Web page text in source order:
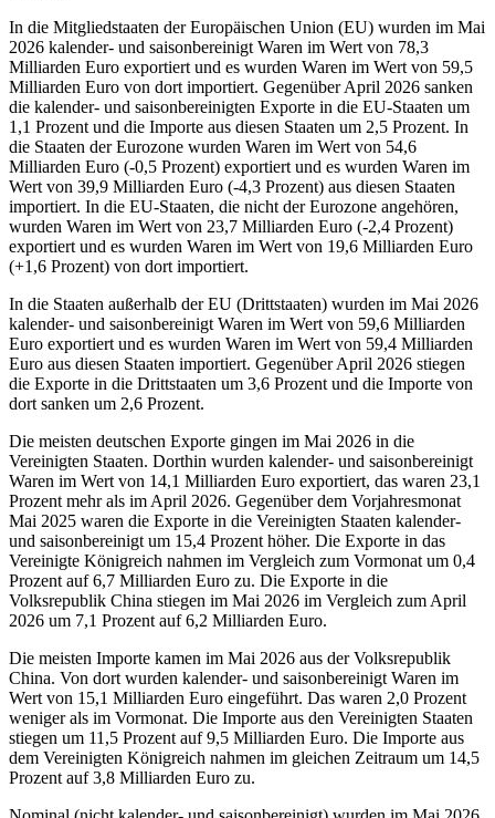
In die Mitgliedstaaten der Europäischen Union (EU) wurden im Mai
2026 kalender- und saisonbereinigt Waren im Wert von 78,3
Milliarden Euro exportiert und es wurden Waren im Wert von 59,5
Milliarden Euro von dort importiert. Gegenüber April 2026 sanken
die kalender- und saisonbereinigten Exporte in die EU-Staaten um
1,1 Prozent und die Importe aus diesen Staaten um 2,5 Prozent. In
die Staaten der Eurozone wurden Waren im Wert von 54,6
Milliarden Euro (-0,5 Prozent) exportiert und es wurden Waren im
Wert von 39,9 Milliarden Euro (-4,3 Prozent) aus diesen Staaten
importiert. In die EU-Staaten, die nicht der Eurozone angehören,
wurden Waren im Wert von 23,7 Milliarden Euro (-2,4 Prozent)
exportiert und es wurden Waren im Wert von 19,6 Milliarden Euro
(+1,6 Prozent) von dort importiert.
In die Staaten außerhalb der EU (Drittstaaten) wurden im Mai 2026
kalender- und saisonbereinigt Waren im Wert von 59,6 Milliarden
Euro exportiert und es wurden Waren im Wert von 59,4 Milliarden
Euro aus diesen Staaten importiert. Gegenüber April 2026 stiegen
die Exporte in die Drittstaaten um 3,6 Prozent und die Importe von
dort sanken um 2,6 Prozent.
Die meisten deutschen Exporte gingen im Mai 2026 in die
Vereinigten Staaten. Dorthin wurden kalender- und saisonbereinigt
Waren im Wert von 14,1 Milliarden Euro exportiert, das waren 23,1
Prozent mehr als im April 2026. Gegenüber dem Vorjahresmonat
Mai 2025 waren die Exporte in die Vereinigten Staaten kalender-
und saisonbereinigt um 15,4 Prozent höher. Die Exporte in das
Vereinigte Königreich nahmen im Vergleich zum Vormonat um 0,4
Prozent auf 6,7 Milliarden Euro zu. Die Exporte in die
Volksrepublik China stiegen im Mai 2026 im Vergleich zum April
2026 um 7,1 Prozent auf 6,2 Milliarden Euro.
Die meisten Importe kamen im Mai 2026 aus der Volksrepublik
China. Von dort wurden kalender- und saisonbereinigt Waren im
Wert von 15,1 Milliarden Euro eingeführt. Das waren 2,0 Prozent
weniger als im Vormonat. Die Importe aus den Vereinigten Staaten
stiegen um 11,5 Prozent auf 9,5 Milliarden Euro. Die Importe aus
dem Vereinigten Königreich nahmen im gleichen Zeitraum um 14,5
Prozent auf 3,8 Milliarden Euro zu.